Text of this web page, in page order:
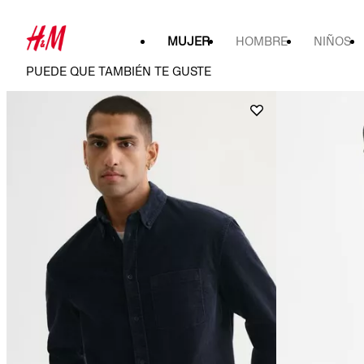
MUJER HOMBRE NIÑOS
PUEDE QUE TAMBIÉN TE GUSTE